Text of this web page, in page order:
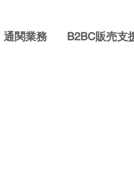
通関業務 B2BC販売支